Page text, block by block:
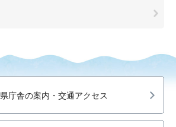
県庁舎の案内・交通アクセス